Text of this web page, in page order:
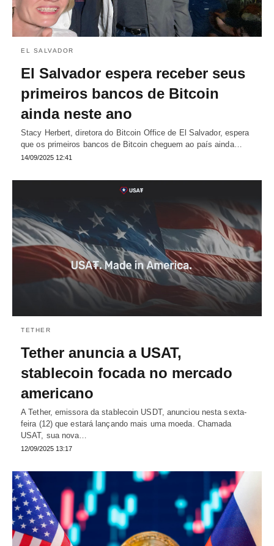
EL SALVADOR
El Salvador espera receber seus
primeiros bancos de Bitcoin
ainda neste ano
Stacy Herbert, diretora do Bitcoin Office de El Salvador, espera
que os primeiros bancos de Bitcoin cheguem ao país ainda…
14/09/2025 12:41
TETHER
Tether anuncia a USAT,
stablecoin focada no mercado
americano
A Tether, emissora da stablecoin USDT, anunciou nesta sexta-
feira (12) que estará lançando mais uma moeda. Chamada
USAT, sua nova…
12/09/2025 13:17